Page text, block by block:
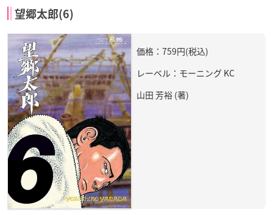
望郷太郎(6)
価格：759円(税込)
レーベル：モーニング KC
山田 芳裕 (著)